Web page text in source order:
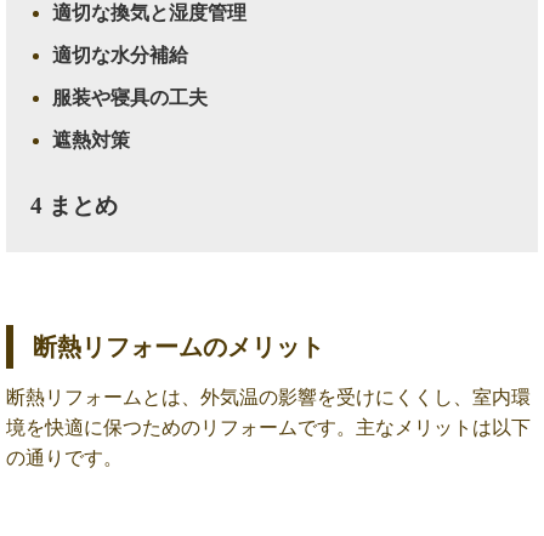
適切な換気と湿度管理
適切な水分補給
服装や寝具の工夫
遮熱対策
4 まとめ
断熱リフォームのメリット
断熱リフォームとは、外気温の影響を受けにくくし、室内環
境を快適に保つためのリフォームです。主なメリットは以下
の通りです。